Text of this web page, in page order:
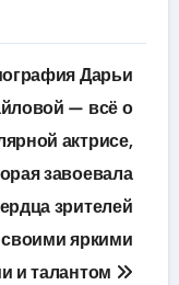
Дарьи
— всё о
актрисе,
завоевала
зрителей
своими яркими
и талантом